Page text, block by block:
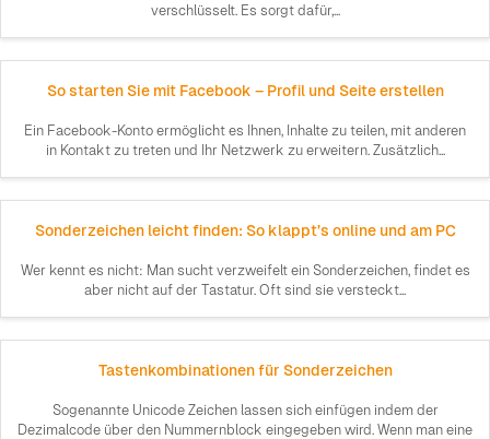
verschlüsselt. Es sorgt dafür,...
So starten Sie mit Facebook – Profil und Seite erstellen
Ein Facebook-Konto ermöglicht es Ihnen, Inhalte zu teilen, mit anderen
in Kontakt zu treten und Ihr Netzwerk zu erweitern. Zusätzlich...
Sonderzeichen leicht finden: So klappt’s online und am PC
Wer kennt es nicht: Man sucht verzweifelt ein Sonderzeichen, findet es
aber nicht auf der Tastatur. Oft sind sie versteckt...
Tastenkombinationen für Sonderzeichen
Sogenannte Unicode Zeichen lassen sich einfügen indem der
Dezimalcode über den Nummernblock eingegeben wird. Wenn man eine